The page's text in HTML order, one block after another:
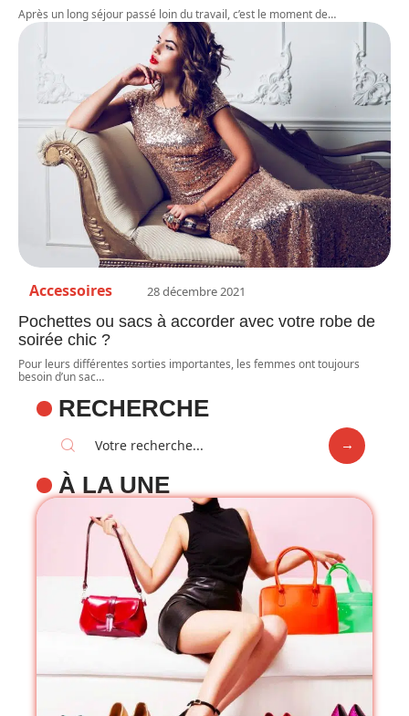
Après un long séjour passé loin du travail, c’est le moment de…
Accessoires 28 décembre 2021
Pochettes ou sacs à accorder avec votre robe de
soirée chic ?
Pour leurs différentes sorties importantes, les femmes ont toujours
besoin d’un sac…
RECHERCHE
À LA UNE